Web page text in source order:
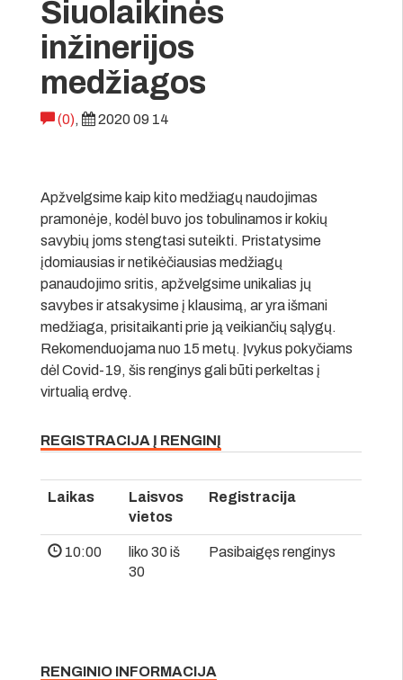
Šiuolaikinės
inžinerijos
medžiagos
(0), 2020 09 14
Apžvelgsime kaip kito medžiagų naudojimas
pramonėje, kodėl buvo jos tobulinamos ir kokių
savybių joms stengtasi suteikti. Pristatysime
įdomiausias ir netikėčiausias medžiagų
panaudojimo sritis, apžvelgsime unikalias jų
savybes ir atsakysime į klausimą, ar yra išmani
medžiaga, prisitaikanti prie ją veikiančių sąlygų.
Rekomenduojama nuo 15 metų. Įvykus pokyčiams
dėl Covid-19, šis renginys gali būti perkeltas į
virtualią erdvę.
REGISTRACIJA Į RENGINĮ
Laikas
Laisvos
vietos
Registracija
10:00
liko 30 iš
30
Pasibaigęs renginys
RENGINIO INFORMACIJA